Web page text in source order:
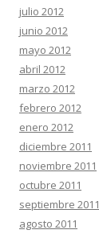
julio 2012
junio 2012
mayo 2012
abril 2012
marzo 2012
febrero 2012
enero 2012
diciembre 2011
noviembre 2011
octubre 2011
septiembre 2011
agosto 2011